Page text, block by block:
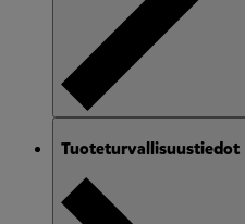
Tuoteturvallisuustiedot